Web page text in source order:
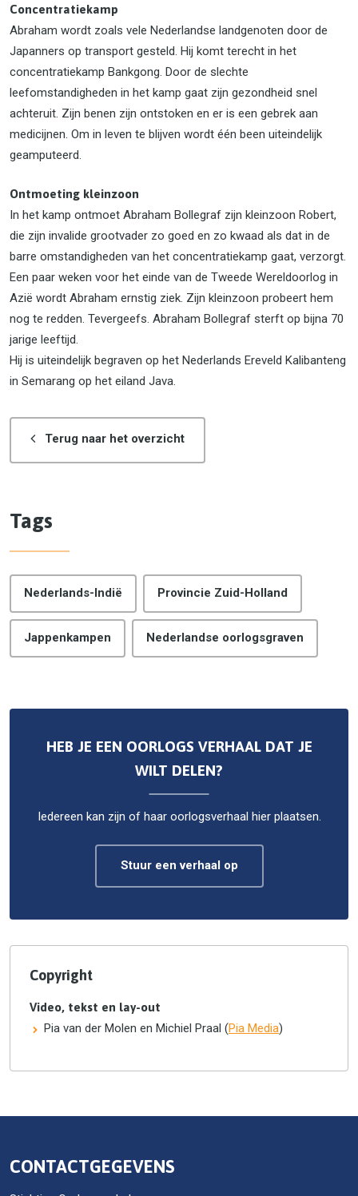
Concentratiekamp
Abraham wordt zoals vele Nederlandse landgenoten door de
Japanners op transport gesteld. Hij komt terecht in het
concentratiekamp Bankgong. Door de slechte
leefomstandigheden in het kamp gaat zijn gezondheid snel
achteruit. Zijn benen zijn ontstoken en er is een gebrek aan
medicijnen. Om in leven te blijven wordt één been uiteindelijk
geamputeerd.
Ontmoeting kleinzoon
In het kamp ontmoet Abraham Bollegraf zijn kleinzoon Robert,
die zijn invalide grootvader zo goed en zo kwaad als dat in de
barre omstandigheden van het concentratiekamp gaat, verzorgt.
Een paar weken voor het einde van de Tweede Wereldoorlog in
Azië wordt Abraham ernstig ziek. Zijn kleinzoon probeert hem
nog te redden. Tevergeefs. Abraham Bollegraf sterft op bijna 70
jarige leeftijd.
Hij is uiteindelijk begraven op het Nederlands Ereveld Kalibanteng
in Semarang op het eiland Java.
Terug naar het overzicht
Tags
Nederlands-Indië Provincie Zuid-Holland
Jappenkampen Nederlandse oorlogsgraven
HEB JE EEN OORLOGS VERHAAL DAT JE
WILT DELEN?
Iedereen kan zijn of haar oorlogsverhaal hier plaatsen.
Stuur een verhaal op
Copyright
Video, tekst en lay-out
Pia van der Molen en Michiel Praal (Pia Media)
CONTACTGEGEVENS